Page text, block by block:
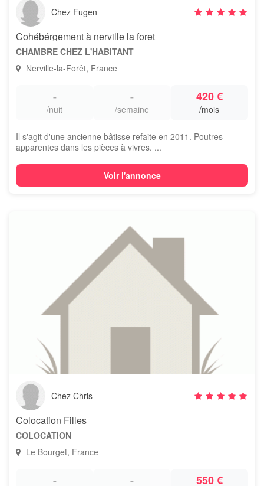
Chez Fugen
Cohébérgement à nerville la foret
CHAMBRE CHEZ L'HABITANT
Nerville-la-Forêt, France
-
/nuit
-
/semaine
420 €
/mois
Il s'agit d'une ancienne bâtisse refaite en 2011. Poutres
apparentes dans les pièces à vivres. ...
Voir l'annonce
Chez Chris
Colocation Filles
COLOCATION
Le Bourget, France
- - 550 €